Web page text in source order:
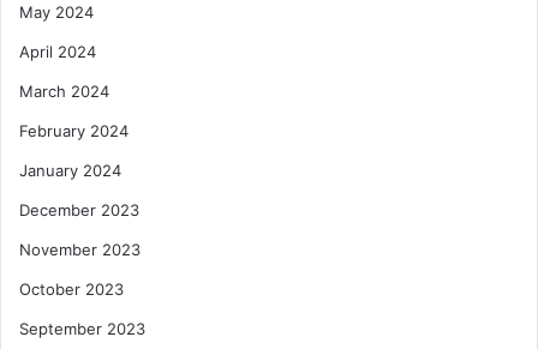
May 2024
April 2024
March 2024
February 2024
January 2024
December 2023
November 2023
October 2023
September 2023